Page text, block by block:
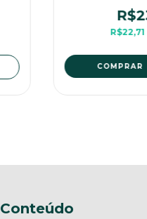
R$22,71
COMPRAR
Conteúdo